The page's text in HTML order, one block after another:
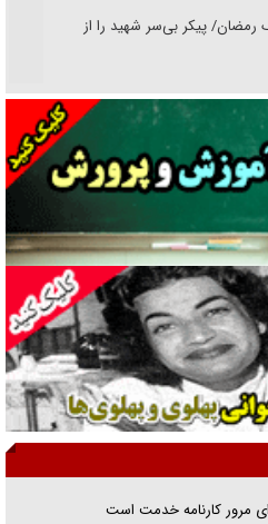
پیکر بی‌سر شهید را از
مکانت معنوی رهبر شهید را
با برنامه تلویزیونی «نبرد
مرور کارنامه خدمت است